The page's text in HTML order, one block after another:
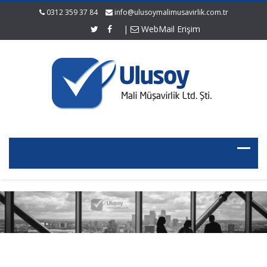
0312 359 37 84 info@ulusoymalimusavirlik.com.tr
| WebMail Erişim